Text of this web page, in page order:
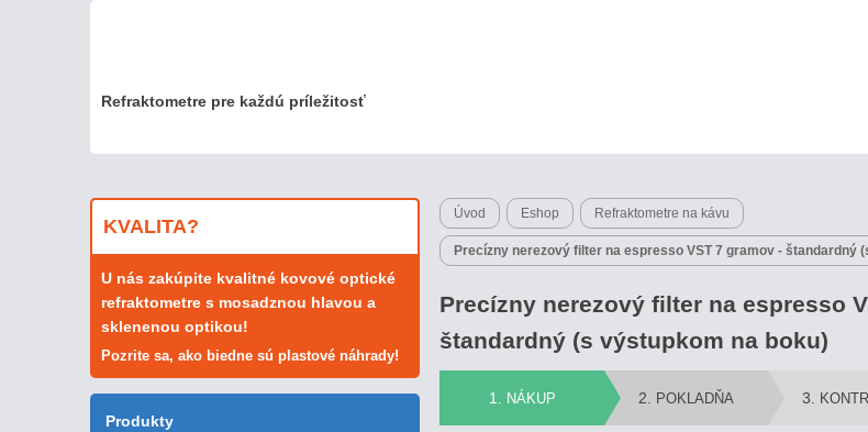
Refraktometre pre každú príležitosť
Úvod Eshop Refraktometre na kávu
Precízny nerezový filter na espresso VST 7 gramov - štandardný
Precízny nerezový filter na espresso
štandardný (s výstupkom na boku)
1 . NÁKUP 2 . POKLADŇA 3 .
KVALITA?
U nás zakúpite kvalitné kovové optické
refraktometre s mosadznou hlavou a
sklenenou optikou!
Pozrite sa, ako biedne sú plastové náhrady!
Produkty